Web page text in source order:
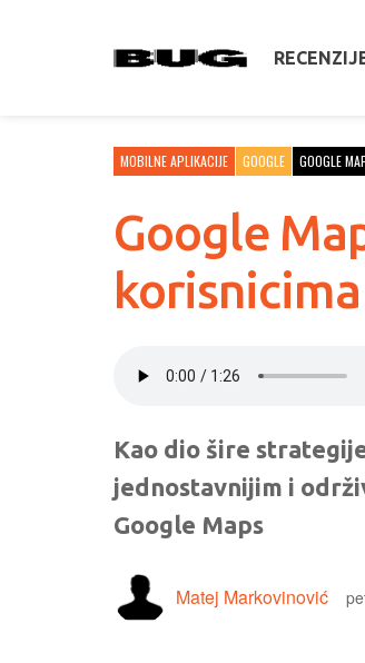
MOBILNE APLIKACIJE GOOGLE GOOGLE
Google
Kao dio šire
jednostavnijim i
Google Maps
Matej Markovinović